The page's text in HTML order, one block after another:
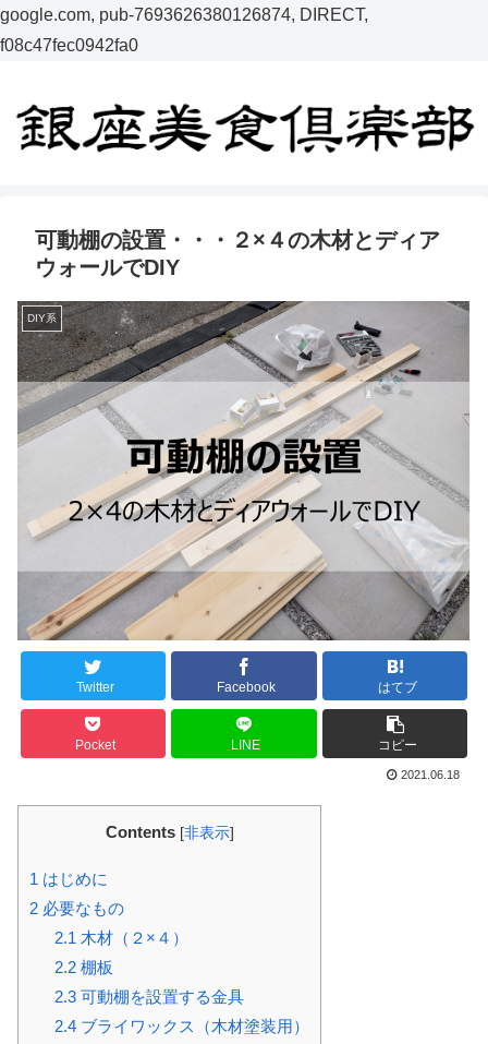
google.com, pub-7693626380126874, DIRECT,
f08c47fec0942fa0
可動棚の設置・・・２×４の木材とディア
ウォールでDIY
DIY系
Twitter Facebook はてブ
Pocket LINE コピー
2021.06.18
Contents [非表示]
1 はじめに
2 必要なもの
2.1 木材（２×４）
2.2棚板
2.3可動棚を設置する金具
2.4ブライワックス（木材塗装用）